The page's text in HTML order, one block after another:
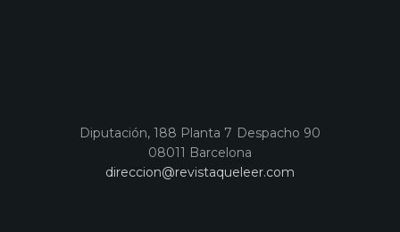
Diputación, 188 Planta 7 Despacho 90
08011 Barcelona
direccion@revistaqueleer.com